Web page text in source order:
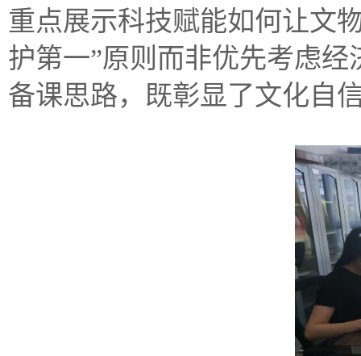
重点展示科技赋能如何让文
护第一”原则而非优先考虑
备课思路，既彰显了文化自